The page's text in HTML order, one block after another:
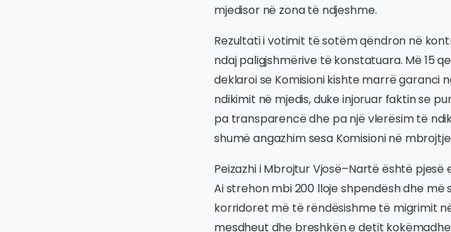
mjedisor në zona të ndjeshme.
Rezultati i votimit të sotëm qëndron në
ndaj paligjshmërive të konstatuara. Më 15
deklaroi se Komisioni kishte marrë garanci
ndikimit në mjedis, duke injoruar faktin se
pa transparencë dhe pa një vlerësim të
shumë angazhim sesa Komisioni në
Peizazhi i Mbrojtur Vjosë–Nartë është
Ai strehon mbi 200 lloje shpendësh dhe
korridoret më të rëndësishme të migrimit
mesdheut dhe breshkën e detit